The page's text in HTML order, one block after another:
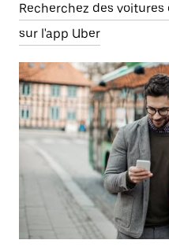
Recherchez des
sur l'app Uber